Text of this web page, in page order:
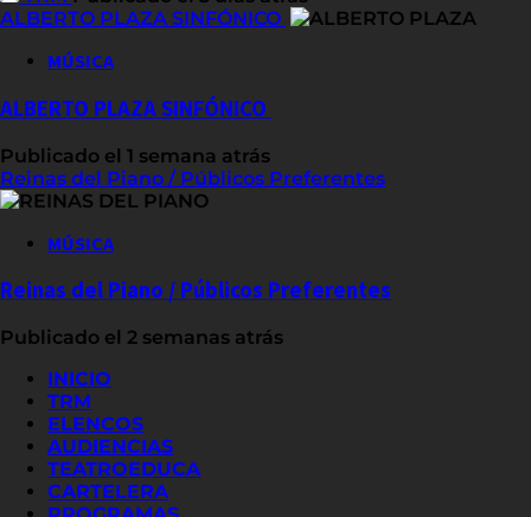
ALBERTO PLAZA SINFÓNICO
MÚSICA
ALBERTO PLAZA SINFÓNICO
Publicado el 1 semana atrás
Reinas del Piano / Públicos Preferentes
MÚSICA
Reinas del Piano / Públicos Preferentes
Publicado el 2 semanas atrás
INICIO
TRM
ELENCOS
AUDIENCIAS
TEATROEDUCA
CARTELERA